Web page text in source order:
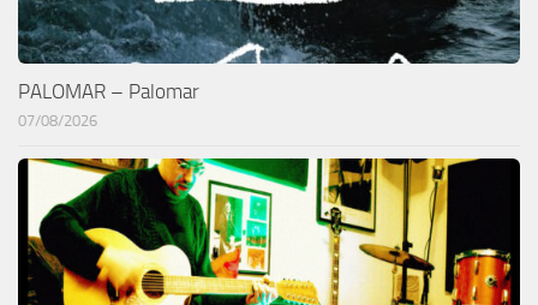
PALOMAR – Palomar
07/08/2026